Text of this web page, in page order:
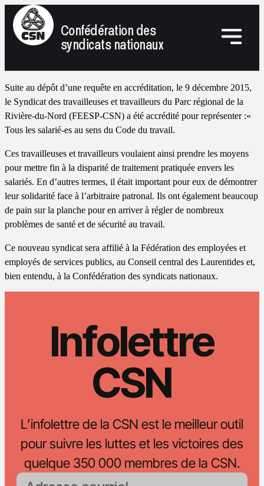
Confédération des
syndicats nationaux
Suite au dépôt d’une requête en accréditation, le 9 décembre 2015,
le Syndicat des travailleuses et travailleurs du Parc régional de la
Rivière-du-Nord (FEESP-CSN) a été accrédité pour représenter :«
Tous les salarié-es au sens du Code du travail.
Ces travailleuses et travailleurs voulaient ainsi prendre les moyens
pour mettre fin à la disparité de traitement pratiquée envers les
salariés. En d’autres termes, il était important pour eux de démontrer
leur solidarité face à l’arbitraire patronal. Ils ont également beaucoup
de pain sur la planche pour en arriver à régler de nombreux
problèmes de santé et de sécurité au travail.
Ce nouveau syndicat sera affilié à la Fédération des employées et
employés de services publics, au Conseil central des Laurentides et,
bien entendu, à la Confédération des syndicats nationaux.
Infolettre
CSN
L’infolettre de la CSN est le meilleur outil
pour suivre les luttes et les victoires des
quelque 350 000 membres de la CSN.